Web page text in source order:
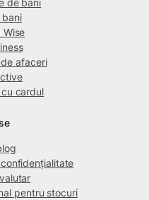
bani
Wise
afaceri
cardul
pentru stocuri